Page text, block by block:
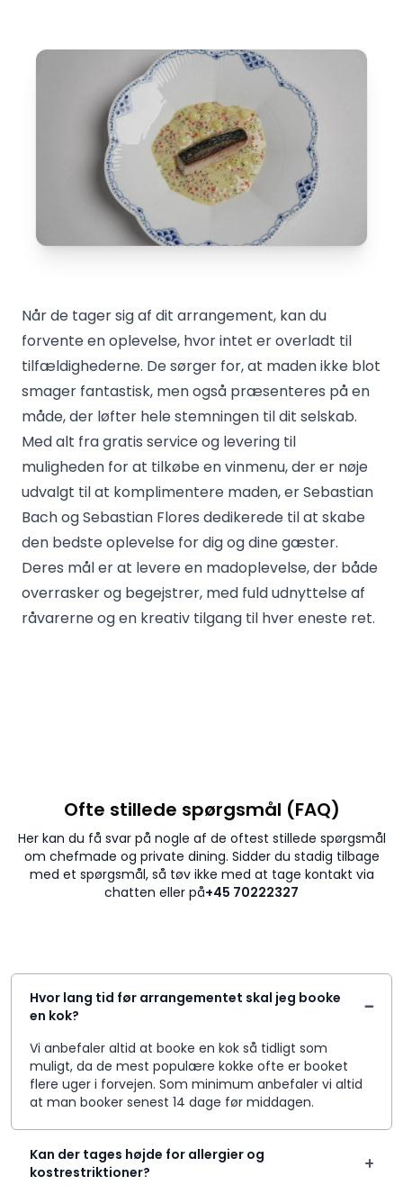
Når de tager sig af dit arrangement, kan du
forvente en oplevelse, hvor intet er overladt til
tilfældighederne. De sørger for, at maden ikke blot
smager fantastisk, men også præsenteres på en
måde, der løfter hele stemningen til dit selskab.
Med alt fra gratis service og levering til
muligheden for at tilkøbe en vinmenu, der er nøje
udvalgt til at komplimentere maden, er Sebastian
Bach og Sebastian Flores dedikerede til at skabe
den bedste oplevelse for dig og dine gæster.
Deres mål er at levere en madoplevelse, der både
overrasker og begejstrer, med fuld udnyttelse af
råvarerne og en kreativ tilgang til hver eneste ret.
Ofte stillede spørgsmål (FAQ)
Her kan du få svar på nogle af de oftest stillede spørgsmål
om chefmade og private dining. Sidder du stadig tilbage
med et spørgsmål, så tøv ikke med at tage kontakt via
chatten eller på+45 70222327
Hvor lang tid før arrangementet skal jeg booke
en kok?
Vi anbefaler altid at booke en kok så tidligt som
muligt, da de mest populære kokke ofte er booket
flere uger i forvejen. Som minimum anbefaler vi altid
at man booker senest 14 dage før middagen.
Kan der tages højde for allergier og
kostrestriktioner?